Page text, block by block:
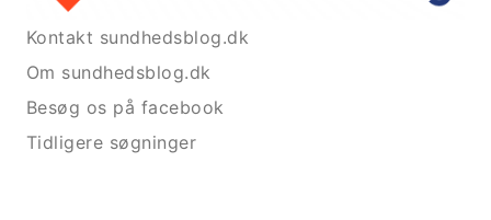
Kontakt sundhedsblog.dk
Om sundhedsblog.dk
Besøg os på facebook
Tidligere søgninger